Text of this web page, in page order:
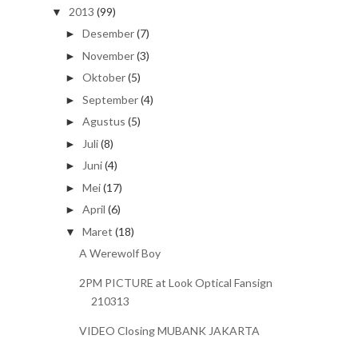
▼ 2013 (99)
► Desember(7)
► November(3)
► Oktober(5)
► September(4)
► Agustus (5)
► Juli(8)
► Juni(4)
► Mei(17)
► April (6)
▼ Maret (18)
A Werewolf Boy
2PM PICTURE at Look Optical Fansign
210313
VIDEO Closing MUBANK JAKARTA